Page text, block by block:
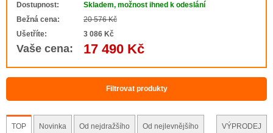
pouze 2 l vody na cyklus a..
Dostupnost:
Skladem, možnost ihned k odeslání
Bežná cena:
20 576 Kč
Ušetříte:
3 086 Kč
Vaše cena: 17 490 Kč
Filtrovat produkty
TOP Novinka Od nejdražšího Od nejlevnějšího VÝPRODEJ